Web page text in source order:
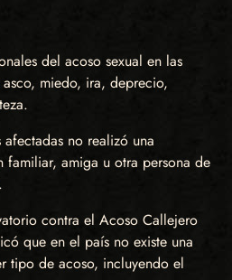
del acoso sexual en las
asco, miedo, ira, deprecio,
no realizó una
amiga u otra persona de
contra el Acoso Callejero
que en el país no existe una
tipo de acoso, incluyendo el